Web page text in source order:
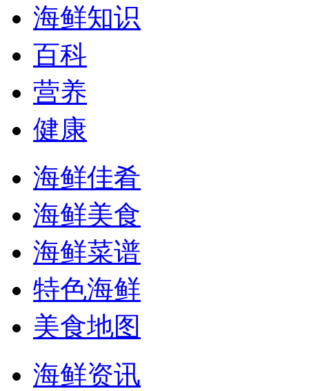
海鲜知识
百科
营养
健康
海鲜佳肴
海鲜美食
海鲜菜谱
特色海鲜
美食地图
海鲜资讯